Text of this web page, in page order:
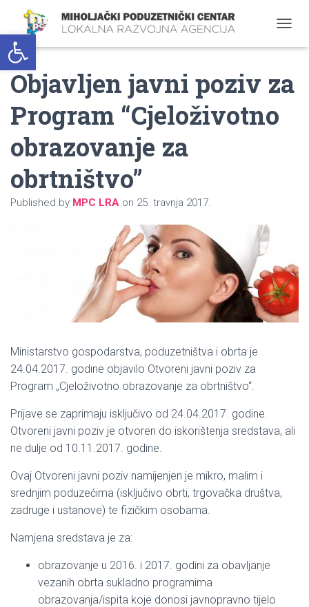
Open toolbar
O
L
Objavljen javni poziv za
Program “Cjeloživotno
obrazovanje za
obrtništvo”
Published by MPC LRA on 25. travnja 2017.
Ministarstvo gospodarstva, poduzetništva i obrta je
24.04.2017. godine objavilo Otvoreni javni poziv za
Program „Cjeloživotno obrazovanje za obrtništvo“.
Prijave se zaprimaju isključivo od 24.04.2017. godine.
Otvoreni javni poziv je otvoren do iskorištenja sredstava, ali
ne dulje od 10.11.2017. godine.
Ovaj Otvoreni javni poziv namijenjen je mikro, malim i
srednjim poduzećima (isključivo obrti, trgovačka društva,
zadruge i ustanove) te fizičkim osobama.
Namjena sredstava je za:
obrazovanje u 2016. i 2017. godini za obavljanje
vezanih obrta sukladno programima
obrazovanja/ispita koje donosi javnopravno tijelo